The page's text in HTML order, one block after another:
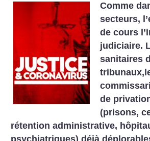
Comme
secteurs,
de cours
judiciaire.
sanitaires
de
(prisons,
rétention administrative,
psychiatriques) déjà